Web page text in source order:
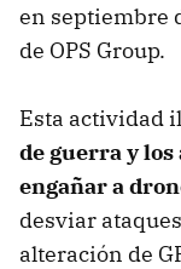
en septiembre
de OPS Group.
Esta actividad
de guerra y
engañar a
desviar
alteración de